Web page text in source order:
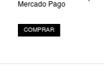
COMPRAR